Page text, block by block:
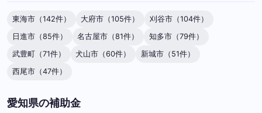
東海市（142件） 大府市（105件）
刈谷市（104件）
日進市（85件）
名古屋市（81件）
知多市（79件）
武豊町（71件）
犬山市（60件）
新城市（51件）
西尾市（47件）
愛知県の補助金